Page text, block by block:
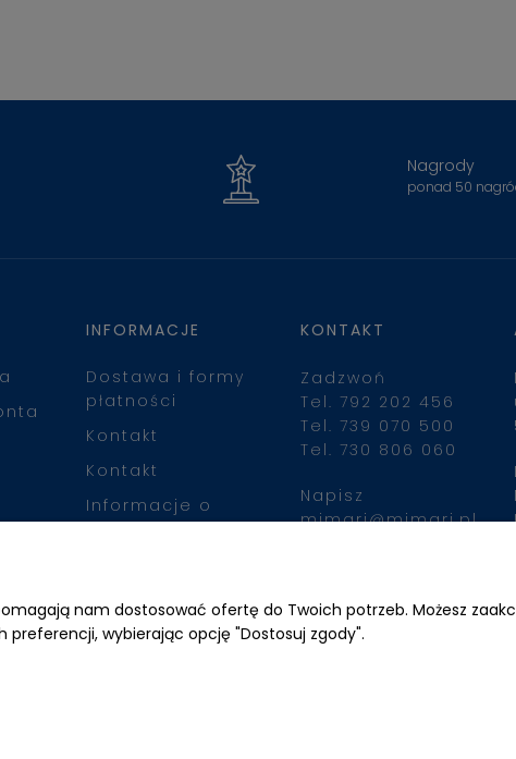
Nagrody
ponad 50
INFORMACJE
Dostawa i formy
płatności
Kontakt
Kontakt
Informacje o
KONTAKT
Zadzwoń
Tel. 792 202 456
Tel. 739 070 500
Tel. 730 806 060
Napisz
mimari@mimari.pl
nam dostosować ofertę do Twoich potrzeb. Możesz
preferencji, wybierając opcję "Dostosuj zgody".